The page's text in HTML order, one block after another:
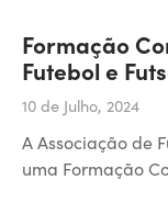
Formação
Futebol e
10 de Julho, 2024
A Associação de
uma Formação